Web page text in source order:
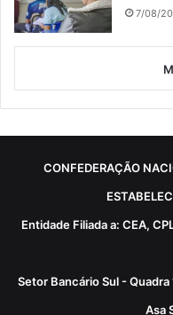
7/08/
CONFEDERAÇÃO
Entidade Filiada a: CEA,
Setor Bancário Sul - Quadra
Asa